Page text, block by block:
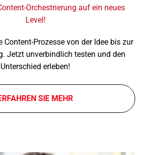
Orchestrierung auf ein neues
Level!
Content-Prozesse von der Idee bis zur
Jetzt unver­bind­lich testen und den
Unterschied erle­ben!
SIE MEHR